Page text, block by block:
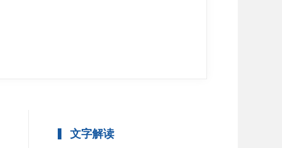
文字解读